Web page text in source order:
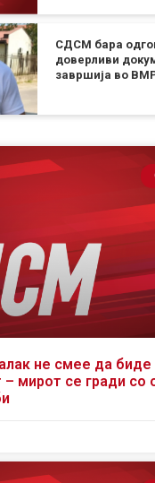
СДСМ бара
доверливи
завршија во
не смее да
мирот се гради со